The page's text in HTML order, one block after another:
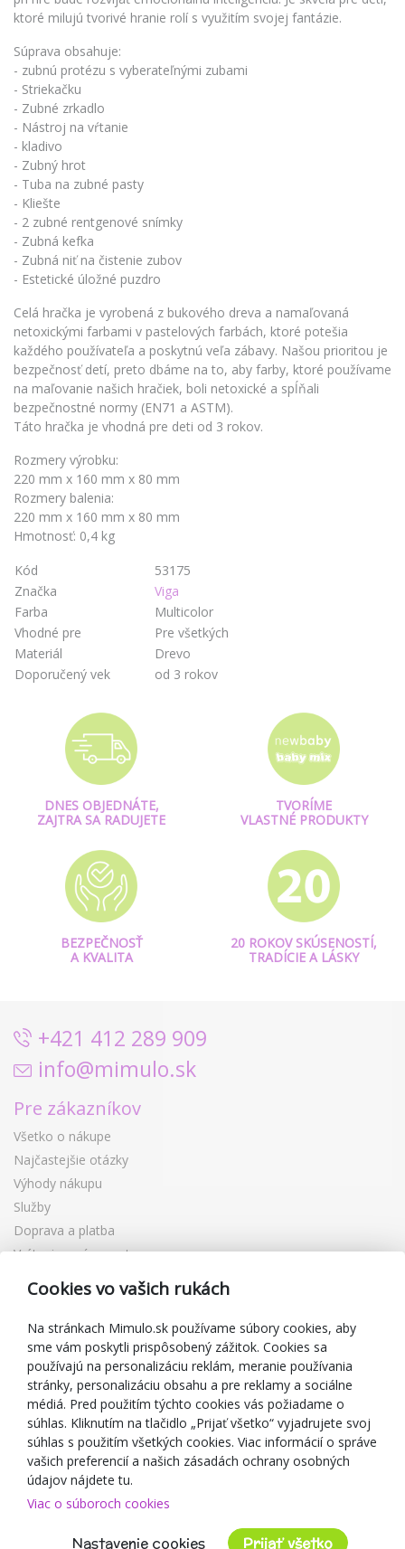
ktoré milujú tvorivé hranie rolí s využitím svojej fantázie.
Súprava obsahuje:
- zubnú protézu s vyberateľnými zubami
- Striekačku
- Zubné zrkadlo
- Nástroj na vŕtanie
- kladivo
- Zubný hrot
- Tuba na zubné pasty
- Kliešte
- 2 zubné rentgenové snímky
- Zubná kefka
- Zubná niť na čistenie zubov
- Estetické úložné puzdro
Celá hračka je vyrobená z bukového dreva a namaľovaná
netoxickými farbami v pastelových farbách, ktoré potešia
každého používateľa a poskytnú veľa zábavy. Našou prioritou je
bezpečnosť detí, preto dbáme na to, aby farby, ktoré používame
na maľovanie našich hračiek, boli netoxické a spĺňali
bezpečnostné normy (EN71 a ASTM).
Táto hračka je vhodná pre deti od 3 rokov.
Rozmery výrobku:
220 mm x 160 mm x 80 mm
Rozmery balenia:
220 mm x 160 mm x 80 mm
Hmotnosť: 0,4 kg
Kód
53175
Značka
Viga
Farba
Multicolor
Vhodné pre
Pre všetkých
Materiál
Drevo
Doporučený vek
od 3 rokov
DNES OBJEDNÁTE,
ZAJTRA SA RADUJETE
TVORÍME
VLASTNÉ PRODUKTY
BEZPEČNOSŤ
A KVALITA
20 ROKOV SKÚSENOSTÍ,
TRADÍCIE A LÁSKY
+421 412 289 909
info@mimulo.sk
Pre zákazníkov
Všetko o nákupe
Najčastejšie otázky
Výhody nákupu
Služby
Doprava a platba
Vrátenie a výmena tovaru
Reklamácia
Darčekové poukážky
Zľavové kupóny
Blog
O predajcovi
Mimulo.sk
Obchodné podmienky
Ochrana osobných údajov GDPR
Kontakty
Spolupracujeme
Cookies vo vašich rukách
Na stránkach Mimulo.sk používame súbory cookies, aby
sme vám poskytli prispôsobený zážitok. Cookies sa
používajú na personalizáciu reklám, meranie používania
stránky, personalizáciu obsahu a pre reklamy a sociálne
médiá. Pred použitím týchto cookies vás požiadame o
súhlas. Kliknutím na tlačidlo „Prijať všetko“ vyjadrujete svoj
súhlas s použitím všetkých cookies. Viac informácií o správe
vašich preferencií a našich zásadách ochrany osobných
údajov nájdete tu.
Viac o súboroch cookies
Nastavenie cookies Prijať všetko